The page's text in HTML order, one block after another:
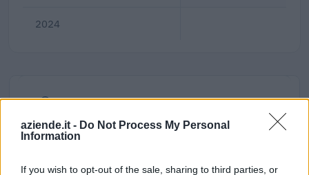
aziende.it - Do Not Process My Personal
Information
If you wish to opt-out of the sale, sharing to third parties, or
2024
Dove si trova
Comune: Valtournenche